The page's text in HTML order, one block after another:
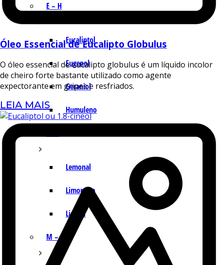
E – H
Eucaliptol
Eugenol
Geraniol
Humuleno
Lemonal
Limoneno
Linalol
M – P
Óleo Essencial de Eucalipto Globulus
O óleo essencial de eucalipto globulus é um líquido incolor
de cheiro forte bastante utilizado como agente
expectorante em gripes e resfriados.
LEIA MAIS